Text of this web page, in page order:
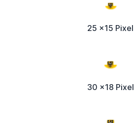
25 x15 Pixel
30 x18 Pixel